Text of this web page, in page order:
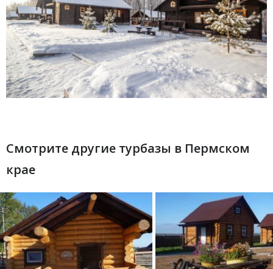
Смотрите другие турбазы в Пермском
крае